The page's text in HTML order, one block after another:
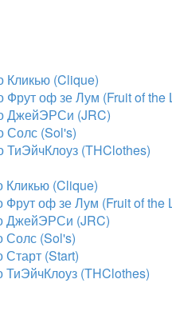
Кликью (Clique)
Фрут оф зе Лум (Fruit of the
ДжейЭРСи (JRC)
Солс (Sol's)
ТиЭйчКлоуз (THClothes)
Кликью (Clique)
Фрут оф зе Лум (Fruit of the
ДжейЭРСи (JRC)
Солс (Sol's)
(Start)
ТиЭйчКлоуз (THClothes)